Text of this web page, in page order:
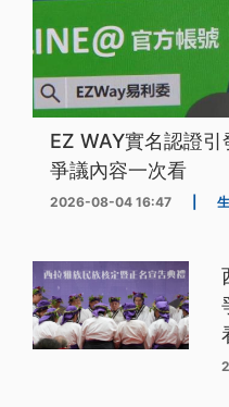
EZ WAY實名認證
爭議內容一次看
2026-08-04 16:47